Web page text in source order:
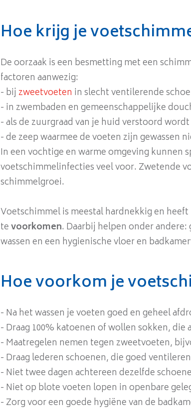
Hoe krijg je
De oorzaak is een besmetting met een
factoren aanwezig:
- bij zweetvoeten in slecht ventilerende
- in zwembaden en gemeenschappelijke
- als de zuurgraad van je huid verstoord
- de zeep waarmee de voeten zijn gewassen
In een vochtige en warme omgeving
voetschimmelinfecties veel voor. Zwetende
schimmelgroei.
Voetschimmel is meestal hardnekkig en
tevoorkomen. Daarbij helpen onder
wassen en een hygienische vloer en
Hoe voorkom je
- Na het wassen je voeten goed en geheel
- Draag 100% katoenen of wollen sokken,
- Maatregelen nemen tegen zweetvoeten,
- Draag lederen schoenen, die goed
- Niet twee dagen achtereen dezelfde
- Niet op blote voeten lopen in openbare
- Zorg voor een goede hygiëne van de